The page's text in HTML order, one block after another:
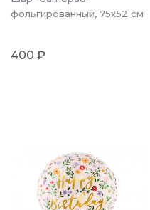
фольгированный, 75x52 см
400 ₽